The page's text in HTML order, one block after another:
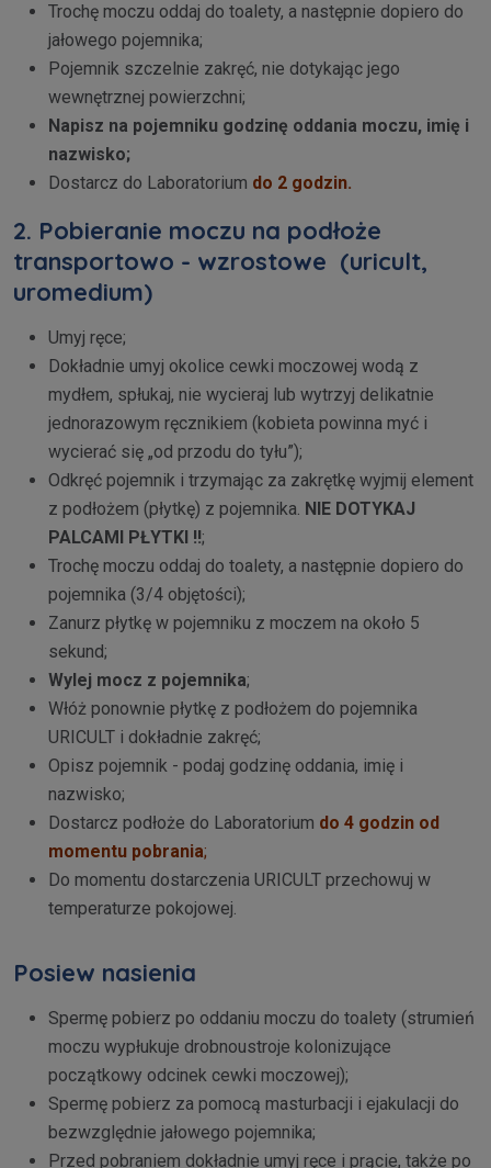
Trochę moczu oddaj do toalety, a następnie dopiero do
jałowego pojemnika;
Pojemnik szczelnie zakręć, nie dotykając jego
wewnętrznej powierzchni;
Napisz na pojemniku godzinę oddania moczu, imię i
nazwisko;
Dostarcz do Laboratorium do 2 godzin.
2. Pobieranie moczu na podłoże
transportowo - wzrostowe (uricult,
uromedium)
Umyj ręce;
Dokładnie umyj okolice cewki moczowej wodą z
mydłem, spłukaj, nie wycieraj lub wytrzyj delikatnie
jednorazowym ręcznikiem (kobieta powinna myć i
wycierać się „od przodu do tyłu”);
Odkręć pojemnik i trzymając za zakrętkę wyjmij element
z podłożem (płytkę) z pojemnika. NIE DOTYKAJ
PALCAMI PŁYTKI !!;
Trochę moczu oddaj do toalety, a następnie dopiero do
pojemnika (3/4 objętości);
Zanurz płytkę w pojemniku z moczem na około 5
sekund;
Wylej mocz z pojemnika;
Włóż ponownie płytkę z podłożem do pojemnika
URICULT i dokładnie zakręć;
Opisz pojemnik - podaj godzinę oddania, imię i
nazwisko;
Dostarcz podłoże do Laboratorium do 4 godzin od
momentu pobrania;
Do momentu dostarczenia URICULT przechowuj w
temperaturze pokojowej.
Posiew nasienia
Spermę pobierz po oddaniu moczu do toalety (strumień
moczu wypłukuje drobnoustroje kolonizujące
początkowy odcinek cewki moczowej);
Spermę pobierz za pomocą masturbacji i ejakulacji do
bezwzględnie jałowego pojemnika;
Przed pobraniem dokładnie umyj ręce i prącie, także po